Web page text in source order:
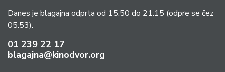
Danes je blagajna odprta od 15:50 do 21:15 (odpre se čez
05:53).
01 239 22 17
blagajna@kinodvor.org